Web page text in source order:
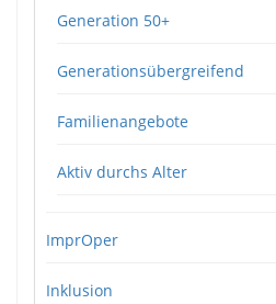
Generation 50+
Generationsübergreifend
Familienangebote
Aktiv durchs Alter
ImprOper
Inklusion